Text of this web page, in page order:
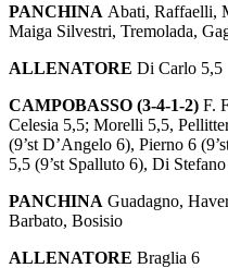
PANCHINA Abati, Raffaelli,
Maiga Silvestri, Tremolada,
ALLENATORE Di Carlo 5,5
CAMPOBASSO (3-4-1-2) F.
Celesia 5,5; Morelli 5,5,
(9’st D’Angelo 6), Pierno 6
5,5 (9’st Spalluto 6), Di
PANCHINA Guadagno,
Barbato, Bosisio
ALLENATORE Braglia 6